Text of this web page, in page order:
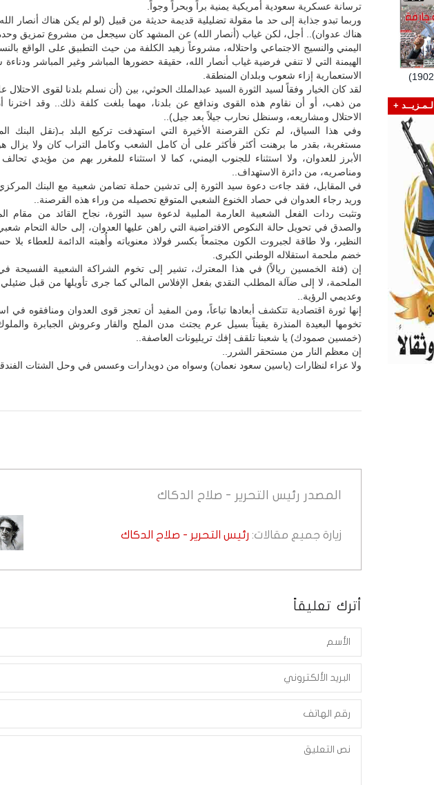
ترسانة عسكرية سعودية أمريكية يمنية براً وبحراً وجواً.
وربما تبدو جذابة إلى حد ما مقولة تضليلية قديمة حديثة من قبيل (لو لم يكن هناك أنصار
هناك عدوان).. أجل، لكن غياب (أنصار الله) عن المشهد كان سيجعل من مشروع تمزيق
اليمني والنسيج الاجتماعي واحتلاله، مشروعاً زهيد الكلفة من حيث التطبيق على الواقع
الهيمنة التي لا تنفي فرضية غياب أنصار الله، حقيقة حضورها المباشر وغير المباشر ودناءة
الاستعمارية إزاء شعوب وبلدان المنطقة.
لقد كان الخيار وفقاً لسيد الثورة السيد عبدالملك الحوثي، بين (أن نسلم بلدنا لقوى
من ذهب، أو أن نقاوم هذه القوى وندافع عن بلدنا، مهما بلغت كلفة ذلك.. وقد اخترنا
الاحتلال ومشاريعه، وسنظل نحارب جيلاً بعد جيل)..
وفي هذا السياق، لم تكن القرصنة الأخيرة التي استهدفت تركيع البلد بـ(نقل البنك
مستغربة، بقدر ما برهنت أكثر فأكثر على أن كامل الشعب وكامل التراب كان ولا يزال
الأبرز للعدوان، ولا استثناء للجنوب اليمني، كما لا استثناء للمغرر بهم من مؤيدي تحالف
ومناصريه، من دائرة الاستهداف..
في المقابل، فقد جاءت دعوة سيد الثورة إلى تدشين حملة تضامن شعبية مع البنك
وريد رجاء العدوان في حصاد الخنوع الشعبي المتوقع تحصيله من وراء هذه القرصنة..
وتثبت ردات الفعل الشعبية العارمة الملبية لدعوة سيد الثورة، نجاح القائد من مقام
والصدق في تحويل حالة النكوص الافتراضية التي راهن عليها العدوان، إلى حالة التحام
النظير، ولا طاقة لجبروت الكون مجتمعاً بكسر فولاذ معنوياته وأُهبته الدائمة للعطاء
خضم ملحمة استقلاله الوطني الكبرى.
إن (فئة الخمسين ريالاً) في هذا المعترك، تشير إلى تخوم الشراكة الشعبية الفسيحة
الملحمة، لا إلى ضآلة المطلب النقدي بفعل الإفلاس المالي كما جرى تأويلها من قبل
وعديمي الرؤية..
إنها ثورة اقتصادية تتكشف أبعادها تباعاً، ومن المفيد أن تعجز قوى العدوان ومنافقوه في
تخومها البعيدة المنذرة يقيناً بسيل عرم يجتث مدن الملح والقار وعروش الجبابرة
(خمسين صمودك) يا شعبنا تلقف إفك تريليونات العاصفة..
إن معظم النار من مستحقر الشرر..
ولا عزاء لنظارات (ياسين سعود نعمان) وسواه من دويدارات وعسس في وحل الشتات
المصدر رئيس التحرير - صلاح الدكاك
زيارة جميع مقالات: رئيس التحرير - صلاح الدكاك
أترك تعليقاً
الـمـزيــد +